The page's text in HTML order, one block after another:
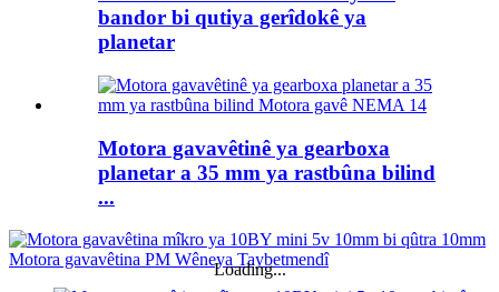
bandor bi qutiya gerîdokê ya
planetar
Motora gavavêtinê ya gearboxa
planetar a 35 mm ya rastbûna bilind
...
Loading...